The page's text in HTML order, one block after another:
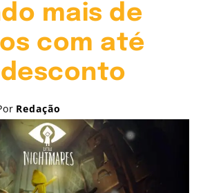
mais de
com até
desconto
Redação